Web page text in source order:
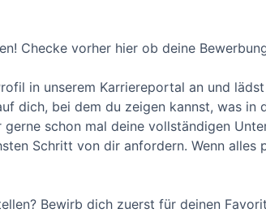
Checke vorher hier ob deine
in unserem Karriereportal an und
dich, bei dem du zeigen kannst, was
schon mal deine vollständigen
Schritt von dir anfordern. Wenn
Bewirb dich zuerst für deinen